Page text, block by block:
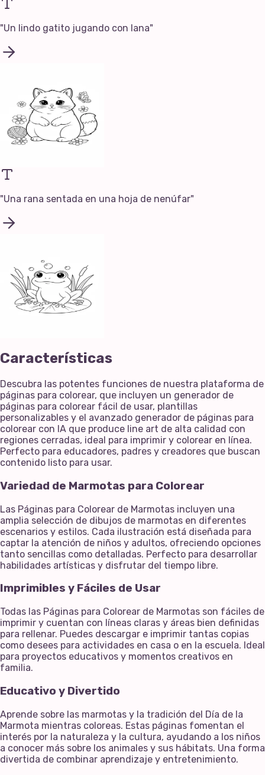
"Un lindo gatito jugando con lana"
"Una rana sentada en una hoja de nenúfar"
Características
Descubra las potentes funciones de nuestra plataforma de
páginas para colorear, que incluyen un generador de
páginas para colorear fácil de usar, plantillas
personalizables y el avanzado generador de páginas para
colorear con IA que produce line art de alta calidad con
regiones cerradas, ideal para imprimir y colorear en línea.
Perfecto para educadores, padres y creadores que buscan
contenido listo para usar.
Variedad de Marmotas para Colorear
Las Páginas para Colorear de Marmotas incluyen una
amplia selección de dibujos de marmotas en diferentes
escenarios y estilos. Cada ilustración está diseñada para
captar la atención de niños y adultos, ofreciendo opciones
tanto sencillas como detalladas. Perfecto para desarrollar
habilidades artísticas y disfrutar del tiempo libre.
Imprimibles y Fáciles de Usar
Todas las Páginas para Colorear de Marmotas son fáciles de
imprimir y cuentan con líneas claras y áreas bien definidas
para rellenar. Puedes descargar e imprimir tantas copias
como desees para actividades en casa o en la escuela. Ideal
para proyectos educativos y momentos creativos en
familia.
Educativo y Divertido
Aprende sobre las marmotas y la tradición del Día de la
Marmota mientras coloreas. Estas páginas fomentan el
interés por la naturaleza y la cultura, ayudando a los niños
a conocer más sobre los animales y sus hábitats. Una forma
divertida de combinar aprendizaje y entretenimiento.